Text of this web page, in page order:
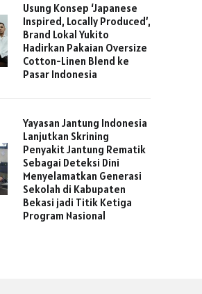
Usung Konsep ‘Japanese
Inspired, Locally Produced’,
Brand Lokal Yukito
Hadirkan Pakaian Oversize
Cotton-Linen Blend ke
Pasar Indonesia
Yayasan Jantung Indonesia
Lanjutkan Skrining
Penyakit Jantung Rematik
Sebagai Deteksi Dini
Menyelamatkan Generasi
Sekolah di Kabupaten
Bekasi jadi Titik Ketiga
Program Nasional